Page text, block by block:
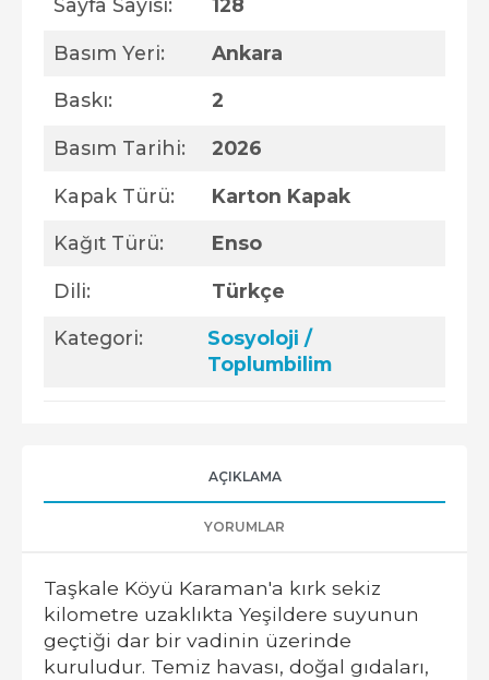
Sayfa Sayısı: 128
Basım Yeri: Ankara
Baskı: 2
Basım Tarihi: 2026
Kapak Türü: Karton Kapak
Kağıt Türü: Enso
Dili: Türkçe
Kategori:
Sosyoloji /
Toplumbilim
AÇIKLAMA
YORUMLAR
Taşkale Köyü Karaman'a kırk sekiz
kilometre uzaklıkta Yeşildere suyunun
geçtiği dar bir vadinin üzerinde
kuruludur. Temiz havası, doğal gıdaları,